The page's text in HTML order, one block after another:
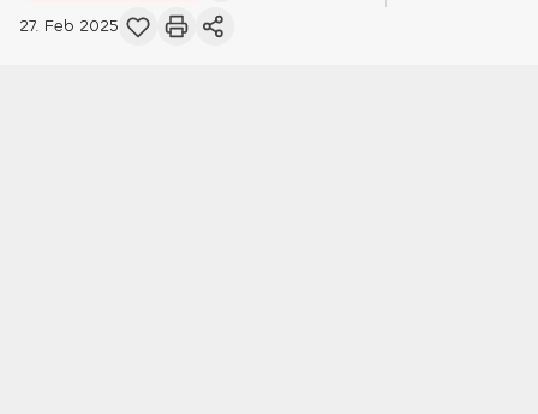
27. Feb 2025